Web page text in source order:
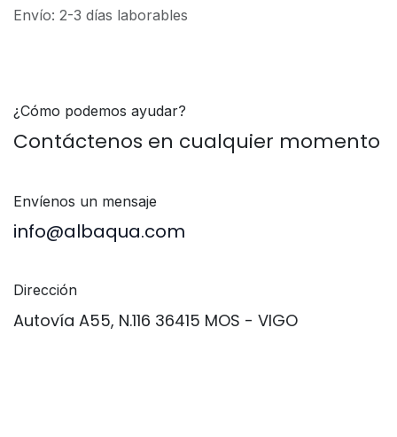
Envío: 2-3 días laborables
¿Cómo podemos ayudar?
Contáctenos en cualquier momento
Envíenos un mensaje
info@​albaqua.com
Dirección
Autovía A55, N.116 36415 MOS - VIGO